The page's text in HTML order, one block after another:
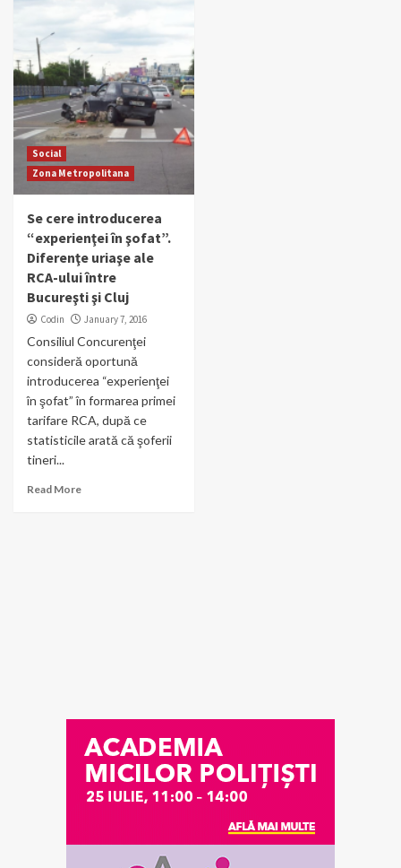
Social
Zona Metropolitana
Se cere introducerea
“experienţei în şofat”.
Diferenţe uriaşe ale
RCA-ului între
Bucureşti şi Cluj
Codin January 7, 2016
Consiliul Concurenţei
consideră oportună
introducerea “experienţei
în şofat” în formarea primei
tarifare RCA, după ce
statisticile arată că şoferii
tineri...
Read More